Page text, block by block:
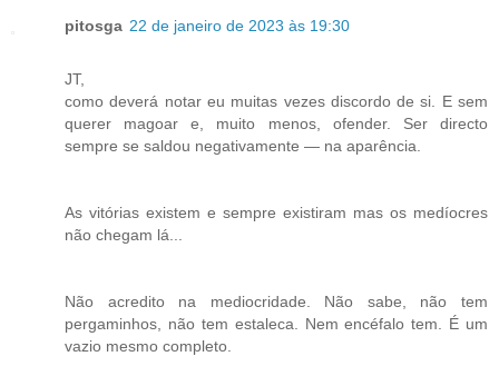
pitosga 22 de janeiro de 2023 às 19:30
JT,
como deverá notar eu muitas vezes discordo de si. E sem
querer magoar e, muito menos, ofender. Ser directo
sempre se saldou negativamente — na aparência.
As vitórias existem e sempre existiram mas os medíocres
não chegam lá...
Não acredito na mediocridade. Não sabe, não tem
pergaminhos, não tem estaleca. Nem encéfalo tem. É um
vazio mesmo completo.